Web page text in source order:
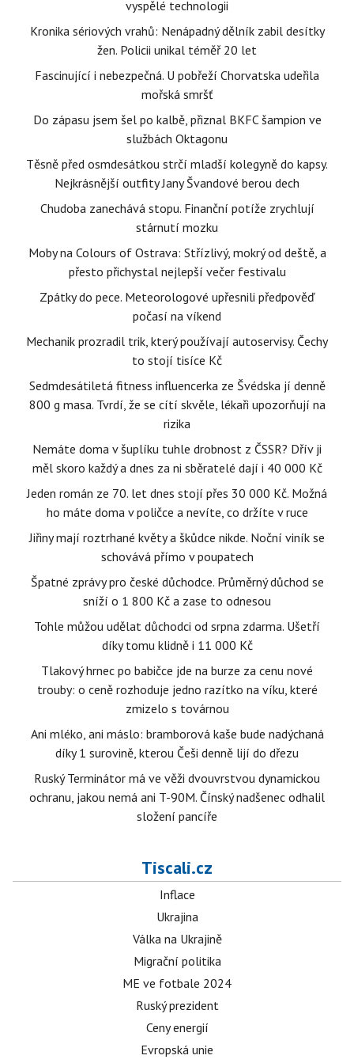
vyspělé technologii
Kronika sériových vrahů: Nenápadný dělník zabil desítky
žen. Policii unikal téměř 20 let
Fascinující i nebezpečná. U pobřeží Chorvatska udeřila
mořská smršť
Do zápasu jsem šel po kalbě, přiznal BKFC šampion ve
službách Oktagonu
Těsně před osmdesátkou strčí mladší kolegyně do kapsy.
Nejkrásnější outfity Jany Švandové berou dech
Chudoba zanechává stopu. Finanční potíže zrychlují
stárnutí mozku
Moby na Colours of Ostrava: Střízlivý, mokrý od deště, a
přesto přichystal nejlepší večer festivalu
Zpátky do pece. Meteorologové upřesnili předpověď
počasí na víkend
Mechanik prozradil trik, který používají autoservisy. Čechy
to stojí tisíce Kč
Sedmdesátiletá fitness influencerka ze Švédska jí denně
800 g masa. Tvrdí, že se cítí skvěle, lékaři upozorňují na
rizika
Nemáte doma v šuplíku tuhle drobnost z ČSSR? Dřív ji
měl skoro každý a dnes za ni sběratelé dají i 40 000 Kč
Jeden román ze 70. let dnes stojí přes 30 000 Kč. Možná
ho máte doma v poličce a nevíte, co držíte v ruce
Jiřiny mají roztrhané květy a škůdce nikde. Noční viník se
schovává přímo v poupatech
Špatné zprávy pro české důchodce. Průměrný důchod se
sníží o 1 800 Kč a zase to odnesou
Tohle můžou udělat důchodci od srpna zdarma. Ušetří
díky tomu klidně i 11 000 Kč
Tlakový hrnec po babičce jde na burze za cenu nové
trouby: o ceně rozhoduje jedno razítko na víku, které
zmizelo s továrnou
Ani mléko, ani máslo: bramborová kaše bude nadýchaná
díky 1 surovině, kterou Češi denně lijí do dřezu
Ruský Terminátor má ve věži dvouvrstvou dynamickou
ochranu, jakou nemá ani T-90M. Čínský nadšenec odhalil
složení pancíře
Tiscali.cz
Inflace
Ukrajina
Válka na Ukrajině
Migrační politika
ME ve fotbale 2024
Ruský prezident
Ceny energií
Evropská unie